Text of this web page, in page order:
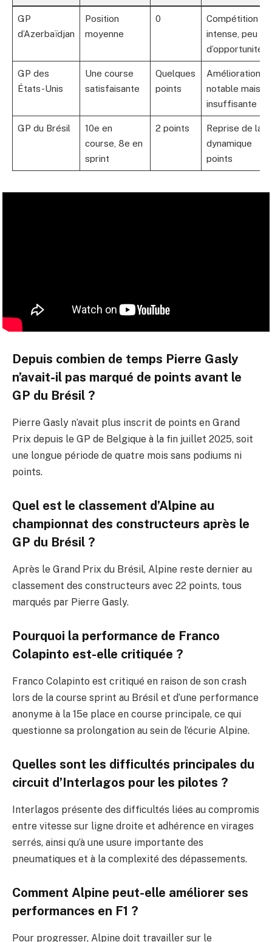
GP
d’Azerbaïdjan
Position
moyenne
0
Compétition
intense, peu
d’opportunités
GP des
États-Unis
Une course
satisfaisante
Quelques
points
Amélioration
notable mais
insuffisante
GP du Brésil
10e en
course, 8e en
sprint
2 points
Reprise de la
dynamique
points
Depuis combien de temps Pierre Gasly
n’avait-il pas marqué de points avant le
GP du Brésil ?
Pierre Gasly n’avait plus inscrit de points en Grand
Prix depuis le GP de Belgique à la fin juillet 2025, soit
une longue période de quatre mois sans podiums ni
points.
Quel est le classement d’Alpine au
championnat des constructeurs après le
GP du Brésil ?
Après le Grand Prix du Brésil, Alpine reste dernier au
classement des constructeurs avec 22 points, tous
marqués par Pierre Gasly.
Pourquoi la performance de Franco
Colapinto est-elle critiquée ?
Franco Colapinto est critiqué en raison de son crash
lors de la course sprint au Brésil et d’une performance
anonyme à la 15e place en course principale, ce qui
questionne sa prolongation au sein de l’écurie Alpine.
Quelles sont les difficultés principales du
circuit d’Interlagos pour les pilotes ?
Interlagos présente des difficultés liées au compromis
entre vitesse sur ligne droite et adhérence en virages
serrés, ainsi qu’à une usure importante des
pneumatiques et à la complexité des dépassements.
Comment Alpine peut-elle améliorer ses
performances en F1 ?
Pour progresser, Alpine doit travailler sur le